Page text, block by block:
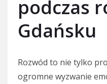
podczas
Gdańsku
Rozwód to nie tylko
ogromne wyzwanie